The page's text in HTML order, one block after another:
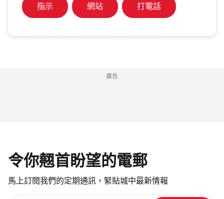
指示 網站 打電話
廣告
令你翹首盼望的電郵
馬上訂閱我們的定期通訊，緊貼城中最新情報